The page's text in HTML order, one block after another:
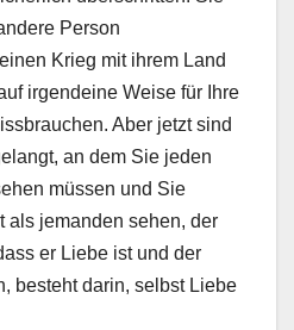
Person
Krieg mit ihrem Land
irgendeine Weise für Ihre
Aber jetzt sind
an dem Sie jeden
müssen und Sie
als jemanden sehen, der
er Liebe ist und der
besteht darin, selbst Liebe